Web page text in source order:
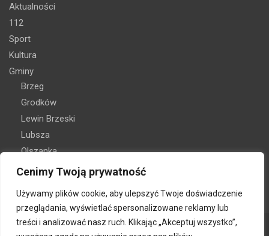
Cenimy Twoją prywatność
Używamy plików cookie, aby ulepszyć Twoje doświadczenie
przeglądania, wyświetlać spersonalizowane reklamy lub
treści i analizować nasz ruch. Klikając „Akceptuj wszystko”,
Aktualności
112
Sport
Kultura
Gminy
Brzeg
Grodków
Lewin Brzeski
Lubsza
Olszanka
Skarbimierz
Kontakt